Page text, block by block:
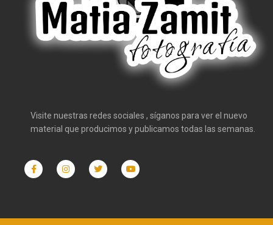
Visite nuestras redes sociales , síganos para ver el nuevo
material que producimos y publicamos todas las semanas.